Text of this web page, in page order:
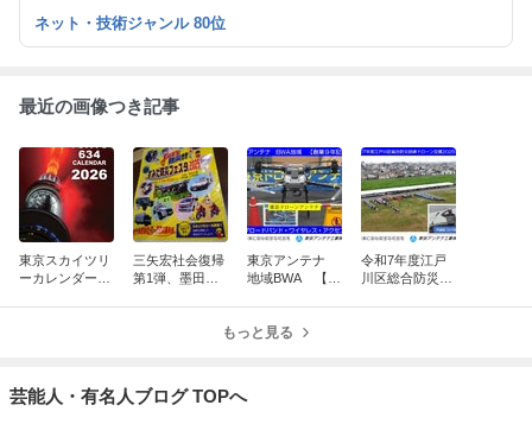
て創業しました。
ネット・技術ジャンル 80位
最近の画像つき記事
東京スカイツリ
ーカレンダー10
三矢宏社会復帰
第1弾、墨田区
東京アンテナ
地域BWA 【創
ド・ワイヤレ
令和7年度江戸
川区総合防災訓
もっと見る
芸能人・有名人ブログ TOPへ